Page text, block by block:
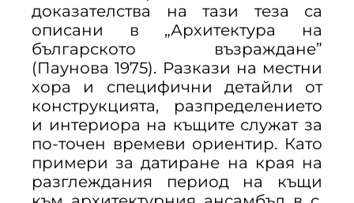
доказателства на тази теза са
описани в „Архитектура на
българското възраждане”
(Паунова 1975). Разкази на местни
хора и специфични детайли от
конструкцията, разпределението
и интериора на къщите служат за
по-точен времеви ориентир. Като
примери за датиране на края на
разглеждания период на къщи